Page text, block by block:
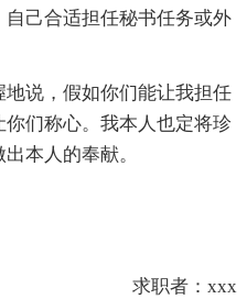
己合适担任秘书任务或外
说，假如你们能让我担任
们称心。我本人也定将珍
本人的奉献。
求职者：xxx